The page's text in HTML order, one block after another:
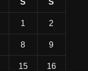
1 2
8 9
15 16